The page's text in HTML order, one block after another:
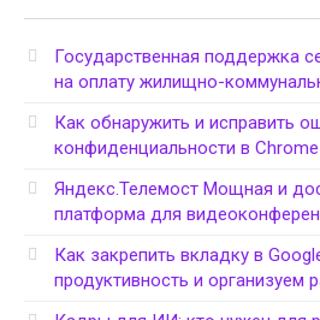
Государственная поддержка
на оплату жилищно-
Как обнаружить и исправить
конфиденциальности в Chrome
Яндекс.Телемост Мощная и
платформа для
Как закрепить вкладку в
продуктивность и организуем